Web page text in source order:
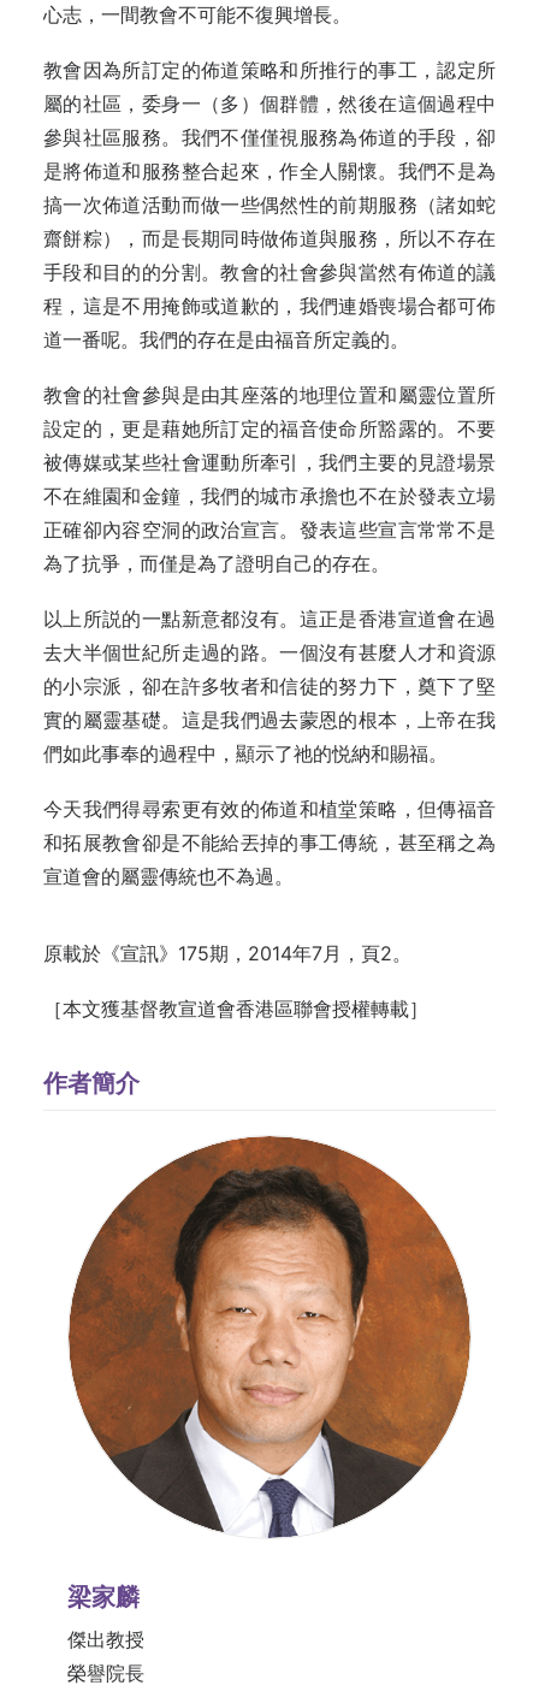
心志，一間教會不可能不復興增長。
教會因為所訂定的佈道策略和所推行的事工，認定所
屬的社區，委身一（多）個群體，然後在這個過程中
參與社區服務。我們不僅僅視服務為佈道的手段，卻
是將佈道和服務整合起來，作全人關懷。我們不是為
搞一次佈道活動而做一些偶然性的前期服務（諸如蛇
齋餅粽），而是長期同時做佈道與服務，所以不存在
手段和目的的分割。教會的社會參與當然有佈道的議
程，這是不用掩飾或道歉的，我們連婚喪場合都可佈
道一番呢。我們的存在是由福音所定義的。
教會的社會參與是由其座落的地理位置和屬靈位置所
設定的，更是藉她所訂定的福音使命所豁露的。不要
被傳媒或某些社會運動所牽引，我們主要的見證場景
不在維園和金鐘，我們的城市承擔也不在於發表立場
正確卻內容空洞的政治宣言。發表這些宣言常常不是
為了抗爭，而僅是為了證明自己的存在。
以上所説的一點新意都沒有。這正是香港宣道會在過
去大半個世紀所走過的路。一個沒有甚麼人才和資源
的小宗派，卻在許多牧者和信徒的努力下，奠下了堅
實的屬靈基礎。這是我們過去蒙恩的根本，上帝在我
們如此事奉的過程中，顯示了祂的悦納和賜福。
今天我們得尋索更有效的佈道和植堂策略，但傳福音
和拓展教會卻是不能給丟掉的事工傳統，甚至稱之為
宣道會的屬靈傳統也不為過。
原載於《宣訊》175期，2014年7月，頁2。
［本文獲基督教宣道會香港區聯會授權轉載］
作者簡介
梁家麟
傑出教授
榮譽院長